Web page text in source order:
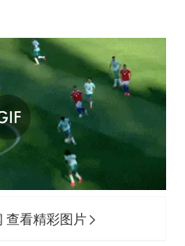
查看精彩图片